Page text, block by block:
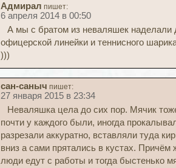
Адмирал пишет:
6 апреля 2014 в 00:50
А мы с братом из неваляшек
офицерской линейки и теннисного
)))
сан-саныч пишет:
27 января 2015 в 23:34
Неваляшка цела до сих пор. Мячик
почти у каждого были, иногда
разрезали аккуратно, вставляли туда
вниз а сами прятались в кустах. Причём
люди едут с работы и тогда быстенько